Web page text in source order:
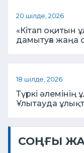
20 шілде, 2026
«Кітап оқитын
дамытуға жаңа
18 шілде, 2026
Түркі әлемінің
Ұлытауда
СОҢҒЫ